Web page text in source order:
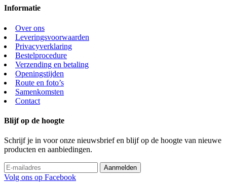
Informatie
Over ons
Leveringsvoorwaarden
Privacyverklaring
Bestelprocedure
Verzending en betaling
Openingstijden
Route en foto’s
Samenkomsten
Contact
Blijf op de hoogte
Schrijf je in voor onze nieuwsbrief en blijf op de hoogte van nieuwe
producten en aanbiedingen.
Volg ons op Facebook